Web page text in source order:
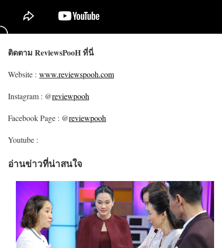
ติดตาม ReviewsPooH ที่นี่
Website : www.reviewspooh.com
Instagram : @reviewpooh
Facebook Page : @reviewpooh
Youtube :
อ่านข่าวที่น่าสนใจ